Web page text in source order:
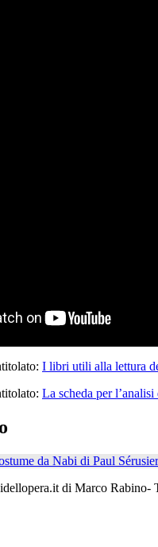
I libri utili alla lettura
La scheda per l’analisi
da Nabi di Paul Sérusier
di Marco Rabino-